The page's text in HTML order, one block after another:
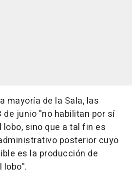
mayoría de la Sala, las
junio "no habilitan por sí
sino que a tal fin es
posterior cuyo
es la producción de
lobo".